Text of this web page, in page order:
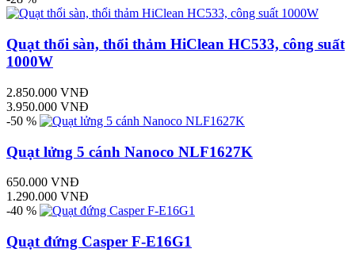
Quạt thổi sàn, thổi thảm HiClean HC533, công suất
1000W
2.850.000 VNĐ
3.950.000 VNĐ
-50 %
Quạt lửng 5 cánh Nanoco NLF1627K
650.000 VNĐ
1.290.000 VNĐ
-40 %
Quạt đứng Casper F-E16G1